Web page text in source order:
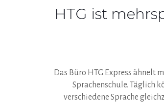
HTG ist
Das Büro HTG Express ähnelt
Sprachenschule. Täglich
verschiedene Sprache